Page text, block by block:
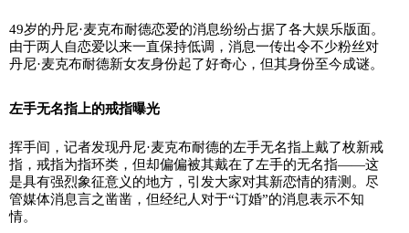
49岁的丹尼·麦克布耐德恋爱的消息纷纷占据了各大娱乐版面。
由于两人自恋爱以来一直保持低调，消息一传出令不少粉丝对
丹尼·麦克布耐德新女友身份起了好奇心，但其身份至今成谜。
左手无名指上的戒指曝光
挥手间，记者发现丹尼·麦克布耐德的左手无名指上戴了枚新戒
指，戒指为指环类，但却偏偏被其戴在了左手的无名指——这
是具有强烈象征意义的地方，引发大家对其新恋情的猜测。尽
管媒体消息言之凿凿，但经纪人对于“订婚”的消息表示不知
情。